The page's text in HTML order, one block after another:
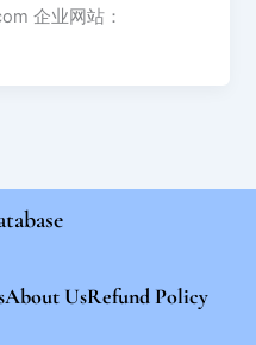
企业网站：
About UsRefund Policy